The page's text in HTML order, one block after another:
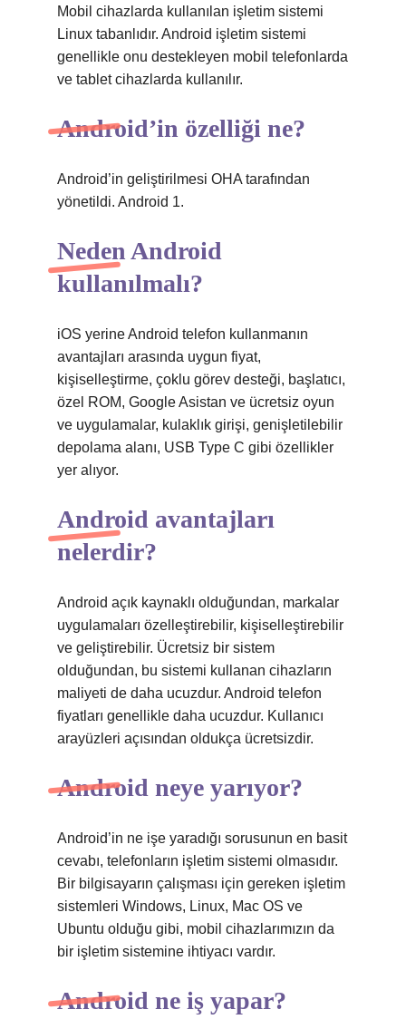
Mobil cihazlarda kullanılan işletim sistemi
Linux tabanlıdır. Android işletim sistemi
genellikle onu destekleyen mobil telefonlarda
ve tablet cihazlarda kullanılır.
Android’in özelliği ne?
Android’in geliştirilmesi OHA tarafından
yönetildi. Android 1.
Neden Android
kullanılmalı?
iOS yerine Android telefon kullanmanın
avantajları arasında uygun fiyat,
kişiselleştirme, çoklu görev desteği, başlatıcı,
özel ROM, Google Asistan ve ücretsiz oyun
ve uygulamalar, kulaklık girişi, genişletilebilir
depolama alanı, USB Type C gibi özellikler
yer alıyor.
Android avantajları
nelerdir?
Android açık kaynaklı olduğundan, markalar
uygulamaları özelleştirebilir, kişiselleştirebilir
ve geliştirebilir. Ücretsiz bir sistem
olduğundan, bu sistemi kullanan cihazların
maliyeti de daha ucuzdur. Android telefon
fiyatları genellikle daha ucuzdur. Kullanıcı
arayüzleri açısından oldukça ücretsizdir.
Android neye yarıyor?
Android’in ne işe yaradığı sorusunun en basit
cevabı, telefonların işletim sistemi olmasıdır.
Bir bilgisayarın çalışması için gereken işletim
sistemleri Windows, Linux, Mac OS ve
Ubuntu olduğu gibi, mobil cihazlarımızın da
bir işletim sistemine ihtiyacı vardır.
Android ne iş yapar?